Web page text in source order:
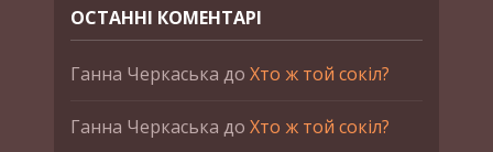
ОСТАННІ КОМЕНТАРІ
Ганна Черкаська до Хто ж той сокіл?
Ганна Черкаська до Хто ж той сокіл?